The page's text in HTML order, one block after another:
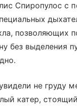
Спиропулос с
позволяющих
без выделения
не груду
катер,